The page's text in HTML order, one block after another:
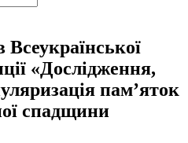
Всеукраїнської
«Дослідження,
пам’яток
спадщини